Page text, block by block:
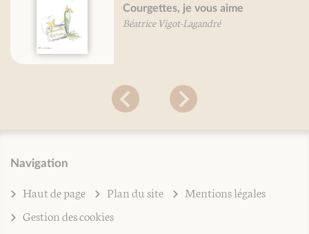
Courgettes, je vous aime
Béatrice Vigot-Lagandré
Navigation
Haut de page Plan du site
Mentions légales
Gestion des cookies